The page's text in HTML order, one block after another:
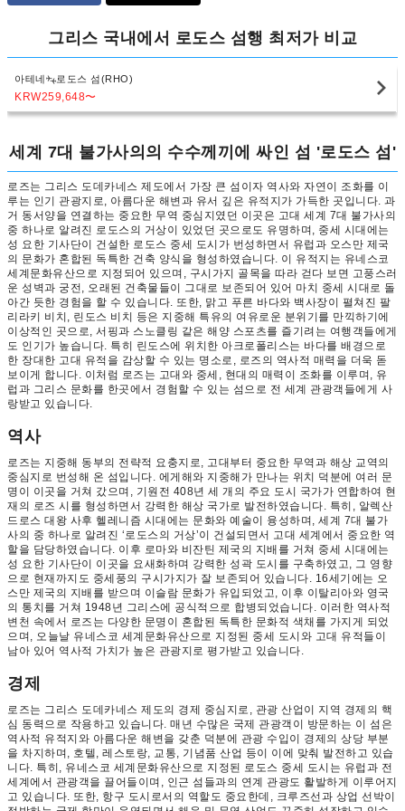
그리스 국내에서 로도스 섬행 최저가 비교
아테네 로도스 섬(RHO)
KRW259,648〜
세계 7대 불가사의의 수수께끼에 싸인 섬 '로도스 섬'
로즈는 그리스 도데카네스 제도에서 가장 큰 섬이자 역사와 자연이 조화를 이
루는 인기 관광지로, 아름다운 해변과 유서 깊은 유적지가 가득한 곳입니다. 과
거 동서양을 연결하는 중요한 무역 중심지였던 이곳은 고대 세계 7대 불가사의
중 하나로 알려진 로도스의 거상이 있었던 곳으로도 유명하며, 중세 시대에는
성 요한 기사단이 건설한 로도스 중세 도시가 번성하면서 유럽과 오스만 제국
의 문화가 혼합된 독특한 건축 양식을 형성하였습니다. 이 유적지는 유네스코
세계문화유산으로 지정되어 있으며, 구시가지 골목을 따라 걷다 보면 고풍스러
운 성벽과 궁전, 오래된 건축물들이 그대로 보존되어 있어 마치 중세 시대로 돌
아간 듯한 경험을 할 수 있습니다. 또한, 맑고 푸른 바다와 백사장이 펼쳐진 팔
리라키 비치, 린도스 비치 등은 지중해 특유의 여유로운 분위기를 만끽하기에
이상적인 곳으로, 서핑과 스노클링 같은 해양 스포츠를 즐기려는 여행객들에게
도 인기가 높습니다. 특히 린도스에 위치한 아크로폴리스는 바다를 배경으로
한 장대한 고대 유적을 감상할 수 있는 명소로, 로즈의 역사적 매력을 더욱 돋
보이게 합니다. 이처럼 로즈는 고대와 중세, 현대의 매력이 조화를 이루며, 유
럽과 그리스 문화를 한곳에서 경험할 수 있는 섬으로 전 세계 관광객들에게 사
랑받고 있습니다.
역사
로즈는 지중해 동부의 전략적 요충지로, 고대부터 중요한 무역과 해상 교역의
중심지로 번성해 온 섬입니다. 에게해와 지중해가 만나는 위치 덕분에 여러 문
명이 이곳을 거쳐 갔으며, 기원전 408년 세 개의 주요 도시 국가가 연합하여 현
재의 로즈 시를 형성하면서 강력한 해상 국가로 발전하였습니다. 특히, 알렉산
드로스 대왕 사후 헬레니즘 시대에는 문화와 예술이 융성하며, 세계 7대 불가
사의 중 하나로 알려진 ‘로도스의 거상’이 건설되면서 고대 세계에서 중요한 역
할을 담당하였습니다. 이후 로마와 비잔틴 제국의 지배를 거쳐 중세 시대에는
성 요한 기사단이 이곳을 요새화하며 강력한 성곽 도시를 구축하였고, 그 영향
으로 현재까지도 중세풍의 구시가지가 잘 보존되어 있습니다. 16세기에는 오
스만 제국의 지배를 받으며 이슬람 문화가 유입되었고, 이후 이탈리아와 영국
의 통치를 거쳐 1948년 그리스에 공식적으로 합병되었습니다. 이러한 역사적
변천 속에서 로즈는 다양한 문명이 혼합된 독특한 문화적 색채를 가지게 되었
으며, 오늘날 유네스코 세계문화유산으로 지정된 중세 도시와 고대 유적들이
남아 있어 역사적 가치가 높은 관광지로 평가받고 있습니다.
경제
로즈는 그리스 도데카네스 제도의 경제 중심지로, 관광 산업이 지역 경제의 핵
심 동력으로 작용하고 있습니다. 매년 수많은 국제 관광객이 방문하는 이 섬은
역사적 유적지와 아름다운 해변을 갖춘 덕분에 관광 수입이 경제의 상당 부분
을 차지하며, 호텔, 레스토랑, 교통, 기념품 산업 등이 이에 맞춰 발전하고 있습
니다. 특히, 유네스코 세계문화유산으로 지정된 로도스 중세 도시는 유럽과 전
세계에서 관광객을 끌어들이며, 인근 섬들과의 연계 관광도 활발하게 이루어지
고 있습니다. 또한, 항구 도시로서의 역할도 중요한데, 크루즈선과 상업 선박이